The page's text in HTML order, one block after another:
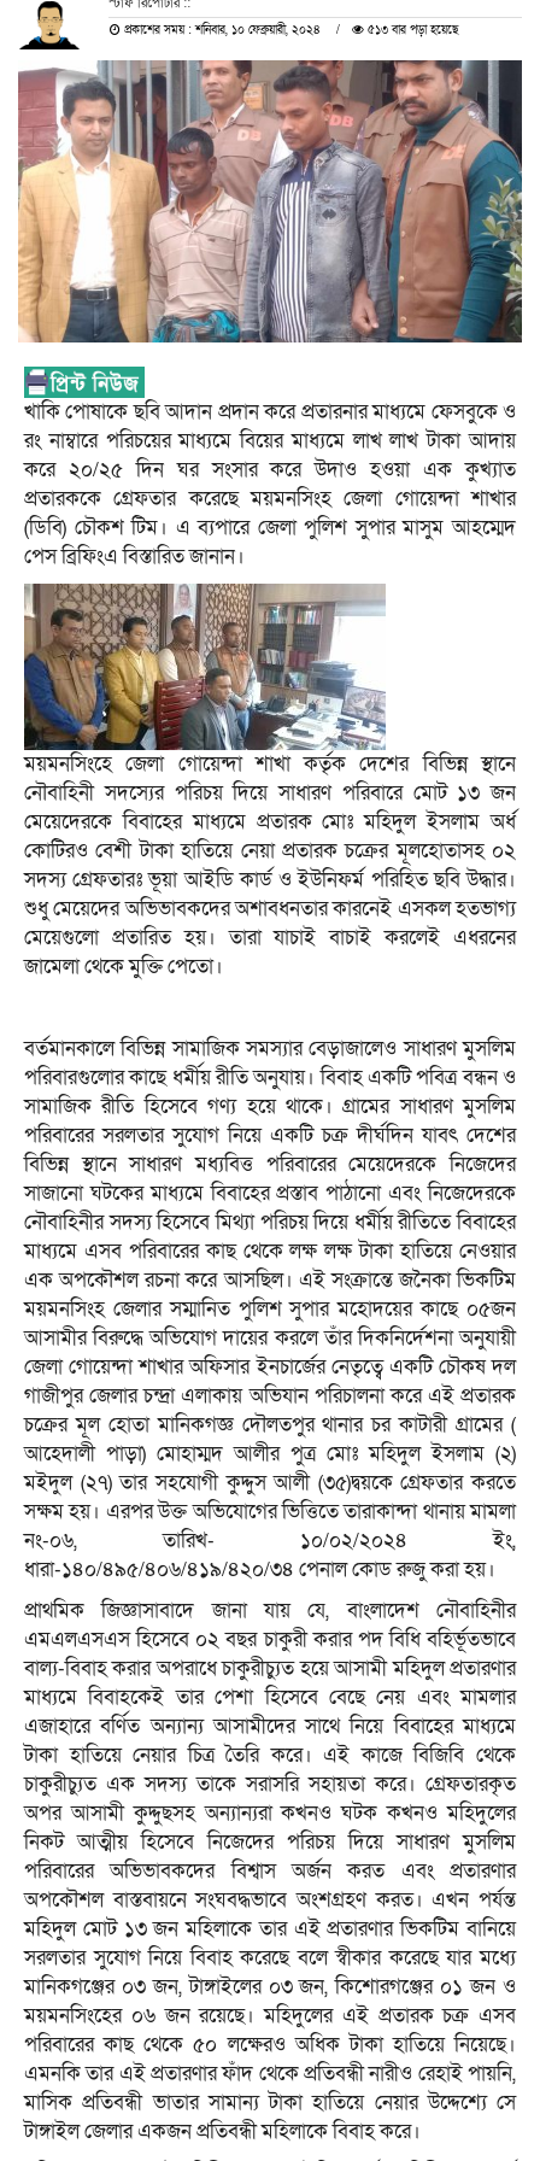
প্রকাশের সময় : শনিবার, ১০ ফেব্রুয়ারী, ২০২৪ ৫১৩ বার পড়া হয়েছে
খাকি পোষাকে ছবি আদান প্রদান করে প্রতারনার মাধ্যমে ফেসবুকে ও
রং নাম্বারে পরিচয়ের মাধ্যমে বিয়ের মাধ্যমে লাখ লাখ টাকা আদায়
করে ২০/২৫ দিন ঘর সংসার করে উদাও হওয়া এক কুখ্যাত
প্রতারককে গ্রেফতার করেছে ময়মনসিংহ জেলা গোয়েন্দা শাখার
(ডিবি) চৌকশ টিম। এ ব্যপারে জেলা পুলিশ সুপার মাসুম আহম্মেদ
পেস ব্রিফিংএ বিস্তারিত জানান।
ময়মনসিংহে জেলা গোয়েন্দা শাখা কর্তৃক দেশের বিভিন্ন স্থানে
নৌবাহিনী সদস্যের পরিচয় দিয়ে সাধারণ পরিবারে মোট ১৩ জন
মেয়েদেরকে বিবাহের মাধ্যমে প্রতারক মোঃ মহিদুল ইসলাম অর্ধ
কোটিরও বেশী টাকা হাতিয়ে নেয়া প্রতারক চক্রের মূলহোতাসহ ০২
সদস্য গ্রেফতারঃ ভূয়া আইডি কার্ড ও ইউনিফর্ম পরিহিত ছবি উদ্ধার।
শুধু মেয়েদের অভিভাবকদের অশাবধনতার কারনেই এসকল হতভাগ্য
মেয়েগুলো প্রতারিত হয়। তারা যাচাই বাচাই করলেই এধরনের
জামেলা থেকে মুক্তি পেতো।
বর্তমানকালে বিভিন্ন সামাজিক সমস্যার বেড়াজালেও সাধারণ মুসলিম
পরিবারগুলোর কাছে ধর্মীয় রীতি অনুযায়। বিবাহ একটি পবিত্র বন্ধন ও
সামাজিক রীতি হিসেবে গণ্য হয়ে থাকে। গ্রামের সাধারণ মুসলিম
পরিবারের সরলতার সুযোগ নিয়ে একটি চক্র দীর্ঘদিন যাবৎ দেশের
বিভিন্ন স্থানে সাধারণ মধ্যবিত্ত পরিবারের মেয়েদেরকে নিজেদের
সাজানো ঘটকের মাধ্যমে বিবাহের প্রস্তাব পাঠানো এবং নিজেদেরকে
নৌবাহিনীর সদস্য হিসেবে মিথ্যা পরিচয় দিয়ে ধর্মীয় রীতিতে বিবাহের
মাধ্যমে এসব পরিবারের কাছ থেকে লক্ষ লক্ষ টাকা হাতিয়ে নেওয়ার
এক অপকৌশল রচনা করে আসছিল। এই সংক্রান্তে জনৈকা ভিকটিম
ময়মনসিংহ জেলার সম্মানিত পুলিশ সুপার মহোদয়ের কাছে ০৫জন
আসামীর বিরুদ্ধে অভিযোগ দায়ের করলে তাঁর দিকনির্দেশনা অনুযায়ী
জেলা গোয়েন্দা শাখার অফিসার ইনচার্জের নেতৃত্বে একটি চৌকষ দল
গাজীপুর জেলার চন্দ্রা এলাকায় অভিযান পরিচালনা করে এই প্রতারক
চক্রের মূল হোতা মানিকগজ্ঞ দৌলতপুর থানার চর কাটারী গ্রামের (
আহেদালী পাড়া) মোহাম্মদ আলীর পুত্র মোঃ মহিদুল ইসলাম (২)
মইদুল (২৭) তার সহযোগী কুদ্দুস আলী (৩৫)দ্বয়কে গ্রেফতার করতে
সক্ষম হয়। এরপর উক্ত অভিযোগের ভিত্তিতে তারাকান্দা থানায় মামলা
নং-০৬, তারিখ- ১০/০২/২০২৪ ইং,
ধারা-১৪০/৪৯৫/৪০৬/৪১৯/৪২০/৩৪ পেনাল কোড রুজু করা হয়।
প্রাথমিক জিজ্ঞাসাবাদে জানা যায় যে, বাংলাদেশ নৌবাহিনীর
এমএলএসএস হিসেবে ০২ বছর চাকুরী করার পদ বিধি বহির্ভূতভাবে
বাল্য-বিবাহ করার অপরাধে চাকুরীচ্যুত হয়ে আসামী মহিদুল প্রতারণার
মাধ্যমে বিবাহকেই তার পেশা হিসেবে বেছে নেয় এবং মামলার
এজাহারে বর্ণিত অন্যান্য আসামীদের সাথে নিয়ে বিবাহের মাধ্যমে
টাকা হাতিয়ে নেয়ার চিত্র তৈরি করে। এই কাজে বিজিবি থেকে
চাকুরীচ্যুত এক সদস্য তাকে সরাসরি সহায়তা করে। গ্রেফতারকৃত
অপর আসামী কুদ্দুছসহ অন্যান্যরা কখনও ঘটক কখনও মহিদুলের
নিকট আত্মীয় হিসেবে নিজেদের পরিচয় দিয়ে সাধারণ মুসলিম
পরিবারের অভিভাবকদের বিশ্বাস অর্জন করত এবং প্রতারণার
অপকৌশল বাস্তবায়নে সংঘবদ্ধভাবে অংশগ্রহণ করত। এখন পর্যন্ত
মহিদুল মোট ১৩ জন মহিলাকে তার এই প্রতারণার ভিকটিম বানিয়ে
সরলতার সুযোগ নিয়ে বিবাহ করেছে বলে স্বীকার করেছে যার মধ্যে
মানিকগঞ্জের ০৩ জন, টাঙ্গাইলের ০৩ জন, কিশোরগঞ্জের ০১ জন ও
ময়মনসিংহের ০৬ জন রয়েছে। মহিদুলের এই প্রতারক চক্র এসব
পরিবারের কাছ থেকে ৫০ লক্ষেরও অধিক টাকা হাতিয়ে নিয়েছে।
এমনকি তার এই প্রতারণার ফাঁদ থেকে প্রতিবন্ধী নারীও রেহাই পায়নি,
মাসিক প্রতিবন্ধী ভাতার সামান্য টাকা হাতিয়ে নেয়ার উদ্দেশ্যে সে
টাঙ্গাইল জেলার একজন প্রতিবন্ধী মহিলাকে বিবাহ করে।